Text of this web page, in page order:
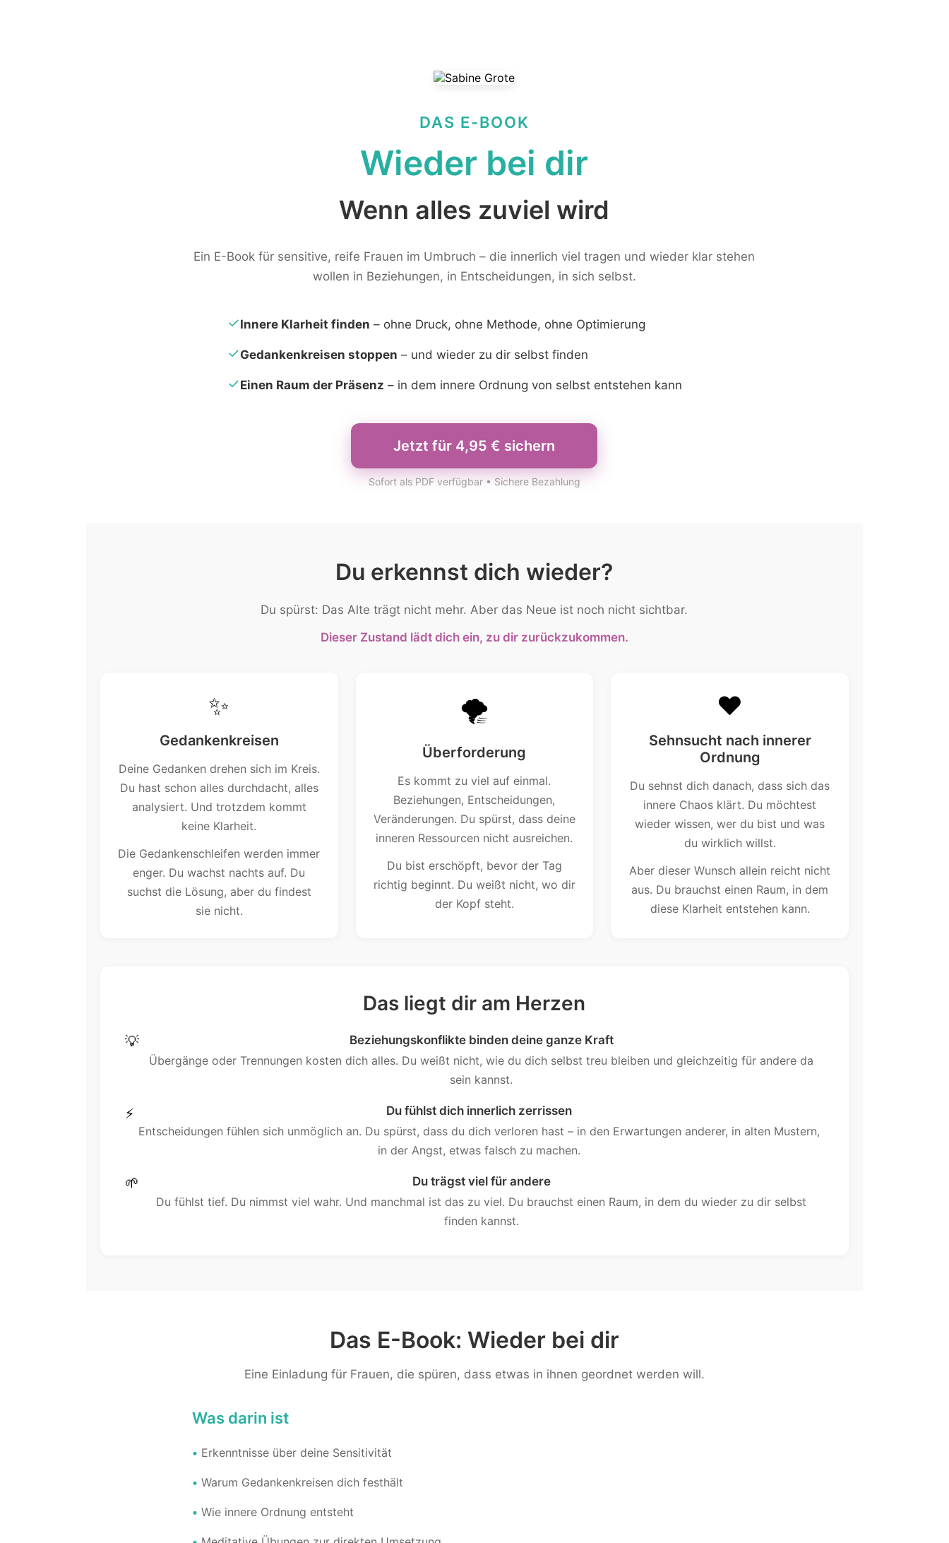
DAS E-BOOK
Wieder bei dir
Wenn alles zuviel wird
Ein E-Book für sensitive, reife Frauen im Umbruch – die innerlich viel tragen und wieder klar stehen
wollen in Beziehungen, in Entscheidungen, in sich selbst.
✓Innere Klarheit finden – ohne Druck, ohne Methode, ohne Optimierung
✓Gedankenkreisen stoppen – und wieder zu dir selbst finden
✓Einen Raum der Präsenz – in dem innere Ordnung von selbst entstehen kann
Jetzt für 4,95 € sichern
Sofort als PDF verfügbar • Sichere Bezahlung
Du erkennst dich wieder?
Du spürst: Das Alte trägt nicht mehr. Aber das Neue ist noch nicht sichtbar.
Dieser Zustand lädt dich ein, zu dir zurückzukommen.
✨
Gedankenkreisen
Deine Gedanken drehen sich im Kreis.
Du hast schon alles durchdacht, alles
analysiert. Und trotzdem kommt
keine Klarheit.
Die Gedankenschleifen werden immer
enger. Du wachst nachts auf. Du
suchst die Lösung, aber du findest
sie nicht.
🌪️
Überforderung
Es kommt zu viel auf einmal.
Beziehungen, Entscheidungen,
Veränderungen. Du spürst, dass deine
inneren Ressourcen nicht ausreichen.
Du bist erschöpft, bevor der Tag
richtig beginnt. Du weißt nicht, wo dir
der Kopf steht.
❤️
Sehnsucht nach innerer
Ordnung
Du sehnst dich danach, dass sich das
innere Chaos klärt. Du möchtest
wieder wissen, wer du bist und was
du wirklich willst.
Aber dieser Wunsch allein reicht nicht
aus. Du brauchst einen Raum, in dem
diese Klarheit entstehen kann.
Das liegt dir am Herzen
💡
Beziehungskonflikte binden deine ganze Kraft
Übergänge oder Trennungen kosten dich alles. Du weißt nicht, wie du dich selbst treu bleiben und gleichzeitig für andere da
sein kannst.
⚡
Du fühlst dich innerlich zerrissen
Entscheidungen fühlen sich unmöglich an. Du spürst, dass du dich verloren hast – in den Erwartungen anderer, in alten Mustern,
in der Angst, etwas falsch zu machen.
🌱
Du trägst viel für andere
Du fühlst tief. Du nimmst viel wahr. Und manchmal ist das zu viel. Du brauchst einen Raum, in dem du wieder zu dir selbst
finden kannst.
Das E-Book: Wieder bei dir
Eine Einladung für Frauen, die spüren, dass etwas in ihnen geordnet werden will.
Was darin ist
• Erkenntnisse über deine Sensitivität
• Warum Gedankenkreisen dich festhält
• Wie innere Ordnung entsteht